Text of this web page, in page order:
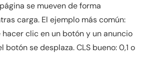
se mueven de forma
carga. El ejemplo más común:
clic en un botón y un anuncio
botón se desplaza. CLS bueno: 0,1 o